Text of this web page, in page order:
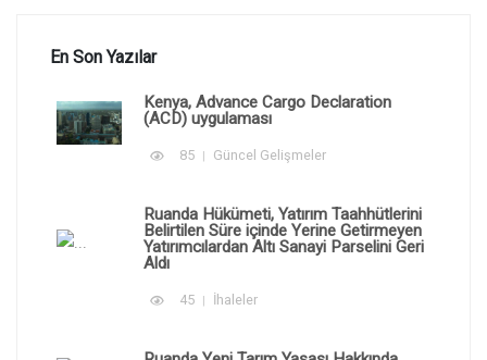
En Son Yazılar
Kenya, Advance Cargo Declaration
(ACD) uygulaması
85 Güncel Gelişmeler
Ruanda Hükümeti, Yatırım Taahhütlerini
Belirtilen Süre içinde Yerine Getirmeyen
Yatırımcılardan Altı Sanayi Parselini Geri
Aldı
45 İhaleler